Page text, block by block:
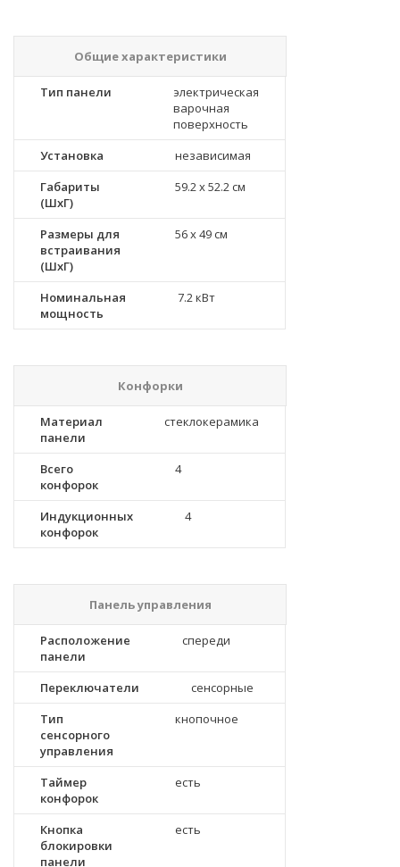
Общие характеристики
Тип панели
электрическая
варочная
поверхность
Установка
независимая
Габариты
(ШхГ)
59.2 x 52.2 см
Размеры для
встраивания
(ШхГ)
56 x 49 см
Номинальная
мощность
7.2 кВт
Конфорки
Материал
панели
стеклокерамика
Всего
конфорок
4
Индукционных
конфорок
4
Панель управления
Расположение
панели
спереди
Переключатели
сенсорные
Тип
сенсорного
управления
кнопочное
Таймер
конфорок
есть
Кнопка
блокировки
панели
есть